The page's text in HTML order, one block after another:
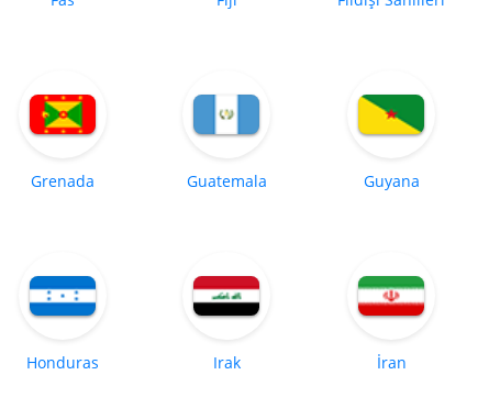
Grenada Guatemala Guyana
Honduras Irak İran